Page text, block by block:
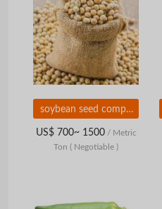
soybean seed companies in india
US$ 700~ 1500/ Metric
Ton ( Negotiable )